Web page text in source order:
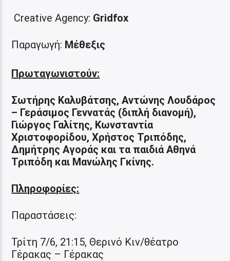
Creative Agency: Gridfox
Παραγωγή: Μέθεξις
Πρωταγωνιστούν:
Σωτήρης Καλυβάτσης, Αντώνης Λουδάρος
– Γεράσιμος Γεννατάς (διπλή διανομή),
Γιώργος Γαλίτης, Κωνσταντία
Χριστοφορίδου, Χρήστος Τριπόδης,
Δημήτρης Αγοράς και τα παιδιά Αθηνά
Τριπόδη και Μανώλης Γκίνης.
Πληροφορίες:
Παραστάσεις:
Τρίτη 7/6, 21:15, Θερινό Κιν/θέατρο
Γέρακας – Γέρακας